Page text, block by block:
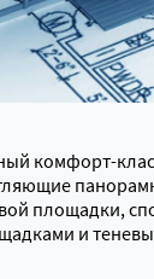
комфорт-
площадки,
и